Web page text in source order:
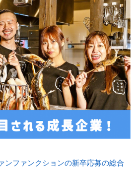
ンファンクションの新卒応募の総合